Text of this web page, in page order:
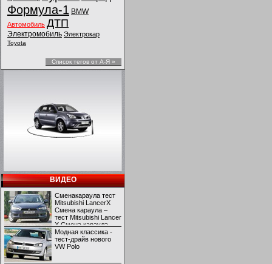
Формула-1 BMW
Автомобиль ДТП
Электромобиль Электрокар
Toyota
Список тегов от А-Я »
ВИДЕО
Сменакараула тест
Mitsubishi LancerX
Смена караула –
тест Mitsubishi Lancer
X Смена караула –
тест Mitsubishi Lancer
X
Модная классика -
тест-драйв нового
VW Polo